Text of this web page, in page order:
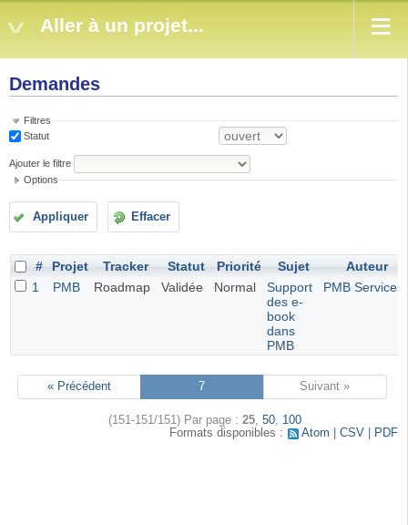
Aller à un projet...
Demandes
Filtres
Statut
Ajouter le filtre
Options
Appliquer Effacer
# Projet Tracker Statut Priorité Sujet
Auteur
1
PMB Roadmap Validée Normal
Support
des e-
book
dans
PMB
PMB Services
« Précédent 7 Suivant »
(151-151/151) Par page : 25, 50, 100
Formats disponibles :
Atom CSV PDF